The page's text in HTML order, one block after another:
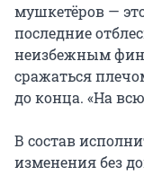
мушкетёров —
последние
неизбежным
сражаться
до конца. «На
В состав
изменения без